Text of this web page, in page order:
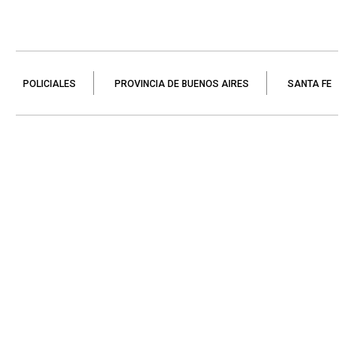
POLICIALES PROVINCIA DE BUENOS AIRES SANTA FE